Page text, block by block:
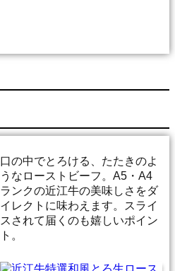
口の中でとろける、たたきのよ
うなローストビーフ。A5・A4
ランクの近江牛の美味しさをダ
イレクトに味わえます。スライ
スされて届くのも嬉しいポイン
ト。